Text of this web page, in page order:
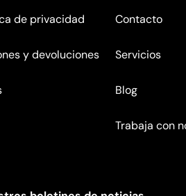
de privacidad
y devoluciones
Contacto
Servicios
Blog
Trabaja con